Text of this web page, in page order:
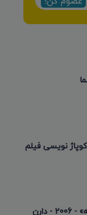
نقد و تحلیل فیلم «چشمه» - 2006 - دارن